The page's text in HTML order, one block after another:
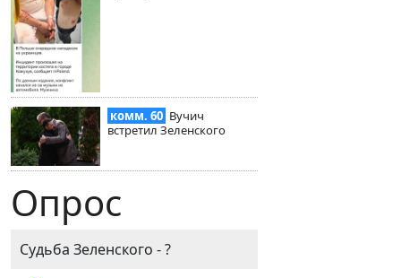
комм. 60 Вучич
встретил Зеленского
Опрос
Судьба Зеленского - ?